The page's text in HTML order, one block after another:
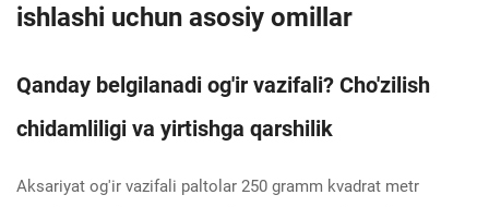
ishlashi uchun asosiy omillar
Qanday belgilanadi og'ir vazifali? Cho'zilish
chidamliligi va yirtishga qarshilik
Aksariyat og'ir vazifali paltolar 250 gramm kvadrat metr